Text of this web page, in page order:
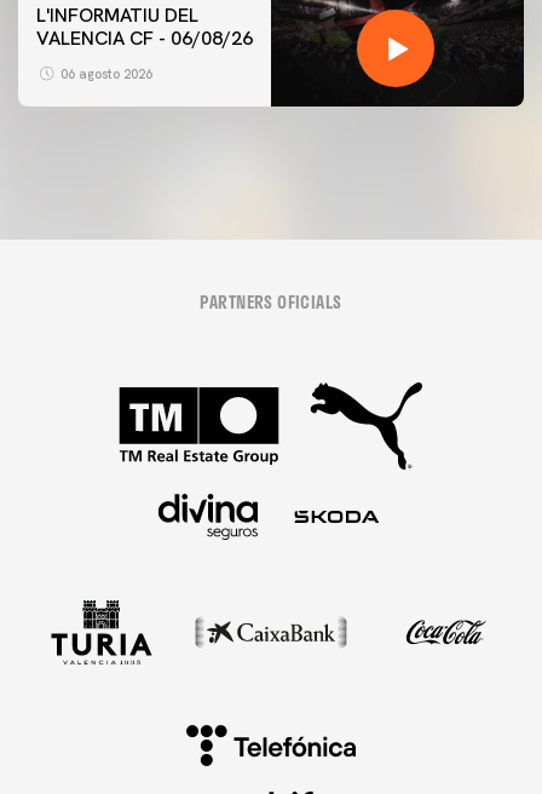
L'INFORMATIU DEL
VALENCIA CF - 06/08/26
06 agosto 2026
PRIMER EQUIP
ENTRENAMENT DEL VALENCIA CF 6/8/2026
PARTNERS OFICIALS